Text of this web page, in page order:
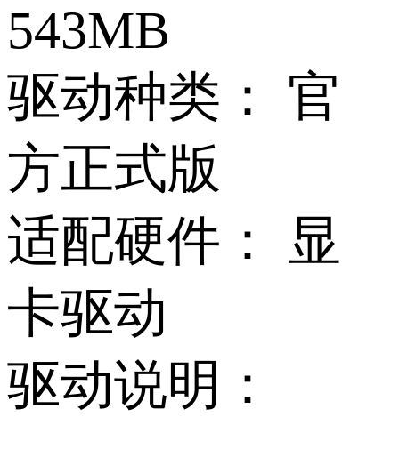
543MB
驱动种类：
官
方正式版
适配硬件：
显
卡驱动
驱动说明：